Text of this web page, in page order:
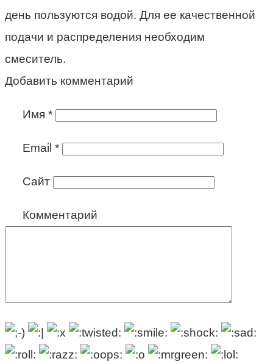
день пользуются водой. Для ее качественной
подачи и распределения необходим
смеситель.
Добавить комментарий
Имя *
Email *
Сайт
Комментарий